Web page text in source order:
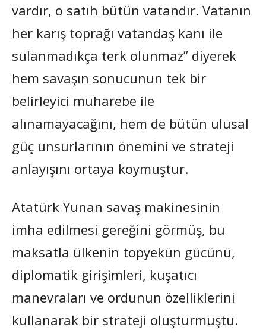
vardır, o satıh bütün vatandır. Vatanın
her karış toprağı vatandaş kanı ile
sulanmadıkça terk olunmaz” diyerek
hem savaşın sonucunun tek bir
belirleyici muharebe ile
alınamayacağını, hem de bütün ulusal
güç unsurlarının önemini ve strateji
anlayışını ortaya koymuştur.
Atatürk Yunan savaş makinesinin
imha edilmesi gereğini görmüş, bu
maksatla ülkenin topyekün gücünü,
diplomatik girişimleri, kuşatıcı
manevraları ve ordunun özelliklerini
kullanarak bir strateji oluşturmuştu.